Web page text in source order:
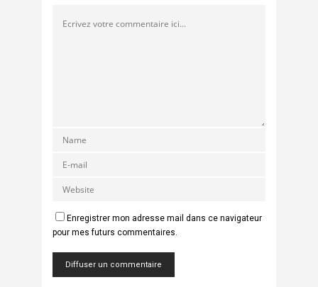
Enregistrer mon adresse mail dans ce navigateur
pour mes futurs commentaires.